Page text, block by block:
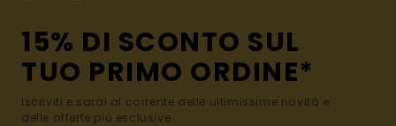
15% DI SCONTO SUL
TUO PRIMO ORDINE*
Iscriviti e sarai al corrente delle ultimissime novità e
delle offerte più esclusive.